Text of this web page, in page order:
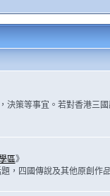
決策等事宜。若對香港三
區》
，四國傳說及其他原創作